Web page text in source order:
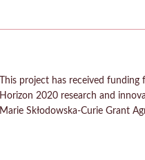
This project has received funding
Horizon 2020 research and
Marie Skłodowska-Curie Grant